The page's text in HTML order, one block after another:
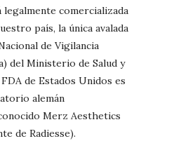
legalmente comercializada
país, la única avalada
de Vigilancia
del Ministerio de Salud y
de Estados Unidos es
alemán
Merz Aesthetics
de Radiesse).